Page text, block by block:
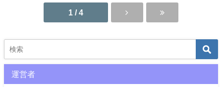
1 / 4
運営者